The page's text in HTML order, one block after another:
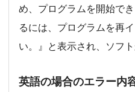
め、プログラムを開始で
るには、プログラムを再
い。』と表示され、ソフ
英語の場合のエラー内